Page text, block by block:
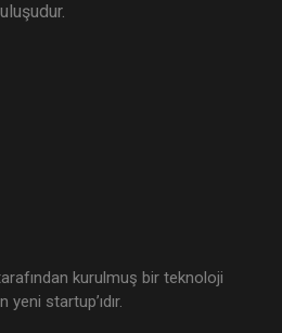
kurulmuş bir teknoloji
yeni startup’ıdır.